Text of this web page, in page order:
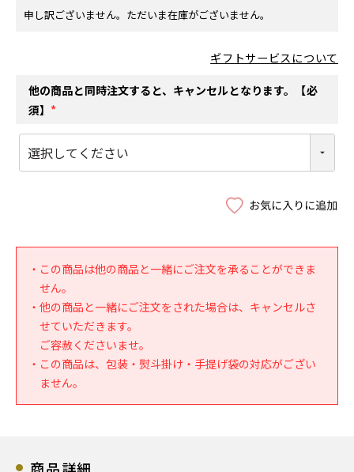
申し訳ございません。ただいま在庫がございません。
ギフトサービスについて
他の商品と同時注文すると、キャンセルとなります。【必
須】
必
・この商品は他の商品と一緒にご注文を承ることができま
せん。
・他の商品と一緒にご注文をされた場合は、キャンセルさ
せていただきます。
ご容赦くださいませ。
・この商品は、包装・熨斗掛け・手提げ袋の対応がござい
ません。